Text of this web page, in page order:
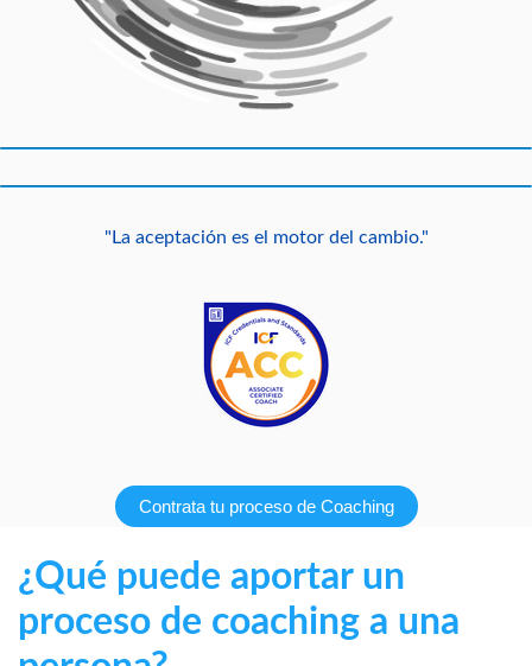
"La aceptación es el motor del cambio."
Contrata tu proceso de Coaching
¿Qué puede aportar un
proceso de coaching a una